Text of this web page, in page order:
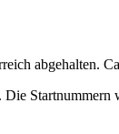
abgehalten.